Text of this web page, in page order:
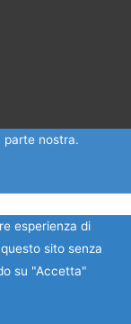
parte nostra.
esperienza di
sito senza
su "Accetta"